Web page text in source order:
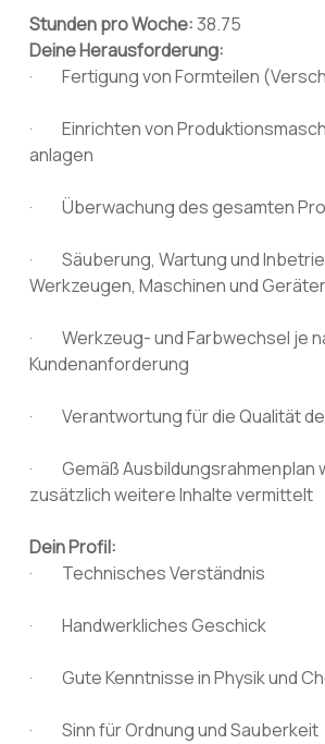
Stunden pro Woche:38.75
Deine Herausforderung:
· Fertigung von Formteilen
· Einrichten von
anlagen
· Überwachung des gesamten
· Säuberung, Wartung und
Werkzeugen, Maschinen und
· Werkzeug- und Farbwechsel je
Kundenanforderung
· Verantwortung für die Qualität
· Gemäß Ausbildungsrahmenplan
zusätzlich weitere Inhalte vermittelt
Dein Profil:
· Technisches Verständnis
· Handwerkliches Geschick
· Gute Kenntnisse in Physik und
· Sinn für Ordnung und Sauberkeit